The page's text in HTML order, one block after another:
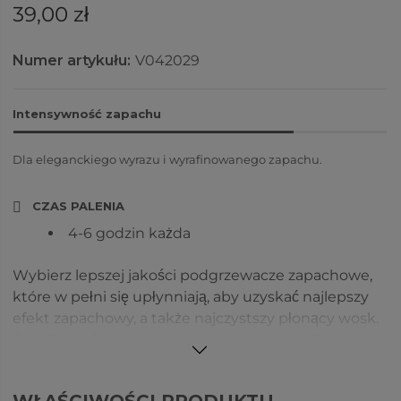
39,00 zł
Numer artykułu: V042029
Intensywność zapachu
Dla eleganckiego wyrazu i wyrafinowanego zapachu.
CZAS PALENIA
4-6 godzin każda
Wybierz lepszej jakości podgrzewacze zapachowe,
które w pełni się upłynniają, aby uzyskać najlepszy
efekt zapachowy, a także najczystszy płonący wosk.